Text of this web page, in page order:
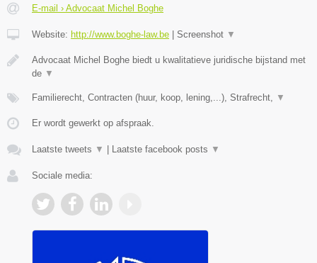
E-mail › Advocaat Michel Boghe
Website: http://www.boghe-law.be Screenshot ▼
Advocaat Michel Boghe biedt u kwalitatieve juridische bijstand met
de ▼
Familierecht, Contracten (huur, koop, lening,...), Strafrecht, ▼
Er wordt gewerkt op afspraak.
Laatste tweets ▼ Laatste facebook posts ▼
Sociale media: